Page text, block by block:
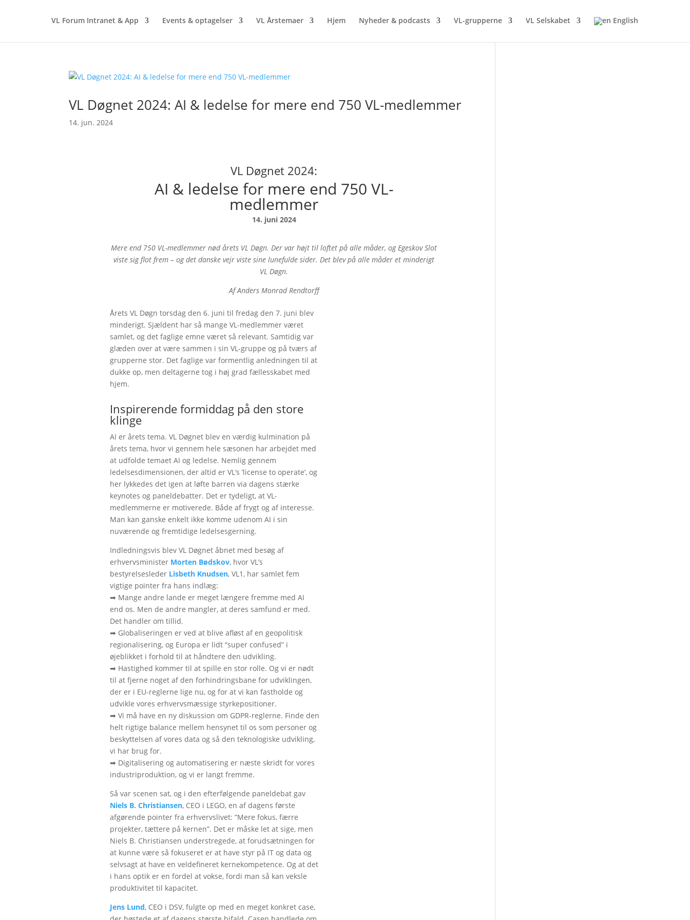
VL Forum Intranet & App Events & optagelser VL Årstemaer Hjem Nyheder & podcasts VL-grupperne VL Selskabet English
VL Døgnet 2024: AI & ledelse for mere end 750 VL-medlemmer
14. jun. 2024
VL Døgnet 2024:
AI & ledelse for mere end 750 VL-
medlemmer
14. juni 2024
Mere end 750 VL-medlemmer nød årets VL Døgn. Der var højt til loftet på alle måder, og Egeskov Slot
viste sig flot frem – og det danske vejr viste sine lunefulde sider. Det blev på alle måder et minderigt
VL Døgn.
Af Anders Monrad Rendtorff
Årets VL Døgn torsdag den 6. juni til fredag den 7. juni blev
minderigt. Sjældent har så mange VL-medlemmer været
samlet, og det faglige emne været så relevant. Samtidig var
glæden over at være sammen i sin VL-gruppe og på tværs af
grupperne stor. Det faglige var formentlig anledningen til at
dukke op, men deltagerne tog i høj grad fællesskabet med
hjem.
Inspirerende formiddag på den store
klinge
AI er årets tema. VL Døgnet blev en værdig kulmination på
årets tema, hvor vi gennem hele sæsonen har arbejdet med
at udfolde temaet AI og ledelse. Nemlig gennem
ledelsesdimensionen, der altid er VL’s ’license to operate’, og
her lykkedes det igen at løfte barren via dagens stærke
keynotes og paneldebatter. Det er tydeligt, at VL-
medlemmerne er motiverede. Både af frygt og af interesse.
Man kan ganske enkelt ikke komme udenom AI i sin
nuværende og fremtidige ledelsesgerning.
Indledningsvis blev VL Døgnet åbnet med besøg af
erhvervsminister Morten Bødskov, hvor VL’s
bestyrelsesleder Lisbeth Knudsen, VL1, har samlet fem
vigtige pointer fra hans indlæg:
➡ Mange andre lande er meget længere fremme med AI
end os. Men de andre mangler, at deres samfund er med.
Det handler om tillid.
➡ Globaliseringen er ved at blive afløst af en geopolitisk
regionalisering, og Europa er lidt “super confused” i
øjeblikket i forhold til at håndtere den udvikling.
➡ Hastighed kommer til at spille en stor rolle. Og vi er nødt
til at fjerne noget af den forhindringsbane for udviklingen,
der er i EU-reglerne lige nu, og for at vi kan fastholde og
udvikle vores erhvervsmæssige styrkepositioner.
➡ Vi må have en ny diskussion om GDPR-reglerne. Finde den
helt rigtige balance mellem hensynet til os som personer og
beskyttelsen af vores data og så den teknologiske udvikling,
vi har brug for.
➡ Digitalisering og automatisering er næste skridt for vores
industriproduktion, og vi er langt fremme.
Så var scenen sat, og i den efterfølgende paneldebat gav
Niels B. Christiansen, CEO i LEGO, en af dagens første
afgørende pointer fra erhvervslivet: ”Mere fokus, færre
projekter, tættere på kernen”. Det er måske let at sige, men
Niels B. Christiansen understregede, at forudsætningen for
at kunne være så fokuseret er at have styr på IT og data og
selvsagt at have en veldefineret kernekompetence. Og at det
i hans optik er en fordel at vokse, fordi man så kan veksle
produktivitet til kapacitet.
Jens Lund, CEO i DSV, fulgte op med en meget konkret case,